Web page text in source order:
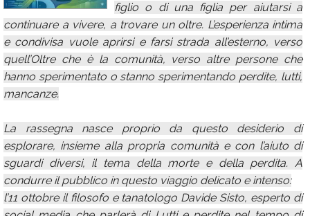
figlio o di una figlia per aiutarsi a
continuare a vivere, a trovare un oltre. L’esperienza intima
e condivisa vuole aprirsi e farsi strada all’esterno, verso
quell’Oltre che è la comunità, verso altre persone che
hanno sperimentato o stanno sperimentando perdite, lutti,
mancanze.
La rassegna nasce proprio da questo desiderio di
esplorare, insieme alla propria comunità e con l’aiuto di
sguardi diversi, il tema della morte e della perdita. A
condurre il pubblico in questo viaggio delicato e intenso:
l’11 ottobre il filosofo e tanatologo Davide Sisto, esperto di